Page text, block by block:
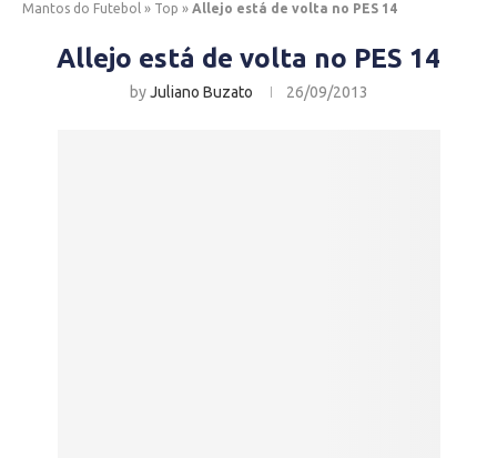
Mantos do Futebol » Top » Allejo está de volta no PES 14
Allejo está de volta no PES 14
byJuliano Buzato 26/09/2013